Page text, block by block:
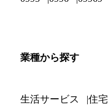
業種から探す
生活サービス 住宅